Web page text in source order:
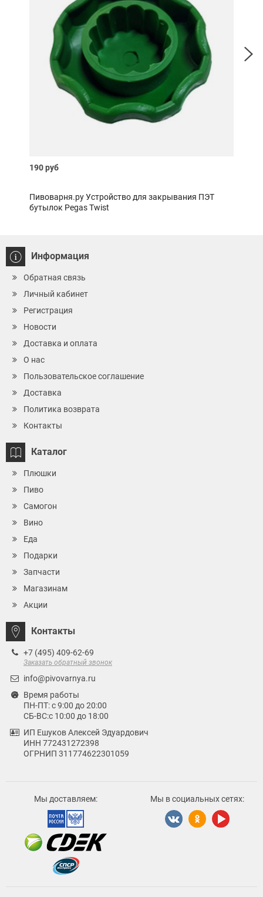
190 руб
Пивоварня.ру Устройство для закрывания ПЭТ
бутылок Pegas Twist
Информация
Обратная связь
Личный кабинет
Регистрация
Новости
Доставка и оплата
О нас
Пользовательское соглашение
Доставка
Политика возврата
Контакты
Каталог
Плюшки
Пиво
Самогон
Вино
Еда
Подарки
Запчасти
Магазинам
Акции
Контакты
+7 (495) 409-62-69
Заказать обратный звонок
info@pivovarnya.ru
Время работы
ПН-ПТ: с 9:00 до 20:00
СБ-ВС:с 10:00 до 18:00
ИП Ешуков Алексей Эдуардович
ИНН 772431272398
ОГРНИП 311774622301059
Мы доставляем: Мы в социальных сетях: